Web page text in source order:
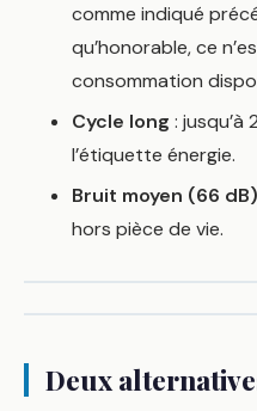
comme indiqué
qu’honorable, ce
consommation
Cycle long :
l’étiquette énergie.
Bruit moyen (66 dB)
hors pièce de vie.
Deux